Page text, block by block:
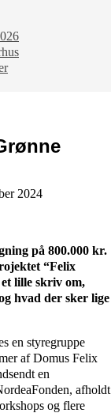
2024
på 800.000 kr.
“Felix
lille skriv om,
hvad der sker lige
en styregruppe
af Domus Felix
en
afholdt
og flere